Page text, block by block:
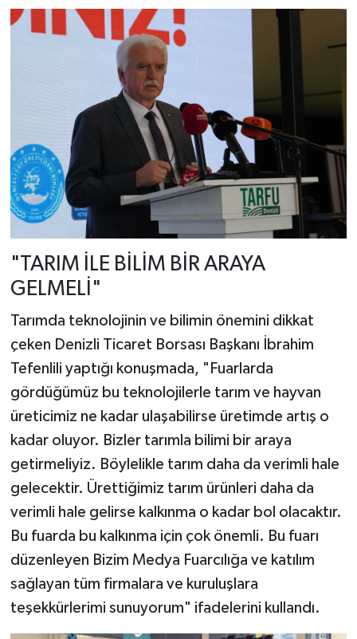
"TARIM İLE BİLİM BİR ARAYA
GELMELİ"
Tarımda teknolojinin ve bilimin önemini dikkat
çeken Denizli Ticaret Borsası Başkanı İbrahim
Tefenlili yaptığı konuşmada, "Fuarlarda
gördüğümüz bu teknolojilerle tarım ve hayvan
üreticimiz ne kadar ulaşabilirse üretimde artış o
kadar oluyor. Bizler tarımla bilimi bir araya
getirmeliyiz. Böylelikle tarım daha da verimli hale
gelecektir. Ürettiğimiz tarım ürünleri daha da
verimli hale gelirse kalkınma o kadar bol olacaktır.
Bu fuarda bu kalkınma için çok önemli. Bu fuarı
düzenleyen Bizim Medya Fuarcılığa ve katılım
sağlayan tüm firmalara ve kuruluşlara
teşekkürlerimi sunuyorum" ifadelerini kullandı.